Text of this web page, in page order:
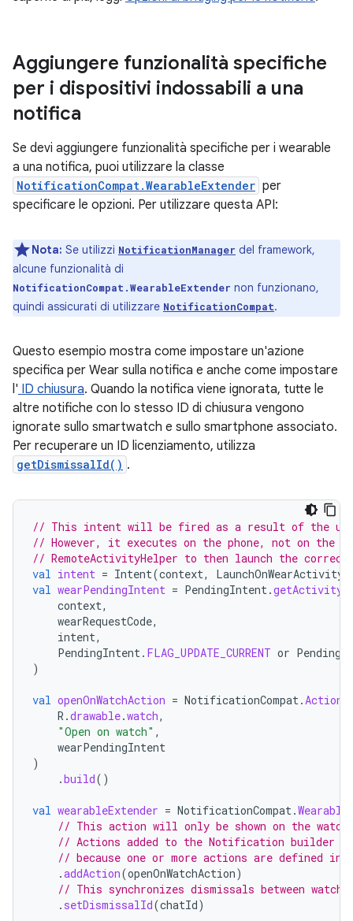
Aggiungere funzionalità specifiche
per i dispositivi indossabili a una
notifica
Se devi aggiungere funzionalità specifiche per i wearable
a una notifica, puoi utilizzare la classe
NotificationCompat.WearableExtender per
specificare le opzioni. Per utilizzare questa API:
Nota: Se utilizzi NotificationManager del framework,
alcune funzionalità di
NotificationCompat.WearableExtender non funzionano,
quindi assicurati di utilizzare NotificationCompat.
Questo esempio mostra come impostare un'azione
specifica per Wear sulla notifica e anche come impostare
l' ID chiusura. Quando la notifica viene ignorata, tutte le
altre notifiche con lo stesso ID di chiusura vengono
ignorate sullo smartwatch e sullo smartphone associato.
Per recuperare un ID licenziamento, utilizza
getDismissalId() .
// This intent will be fired as a result of the
// However, it executes on the phone, not on the
// RemoteActivityHelper to then launch the
val intent = Intent(context, LaunchOnWearActivity
val wearPendingIntent = PendingIntent.getActivity
context,
wearRequestCode,
intent,
PendingIntent. FLAG_UPDATE_CURRENT or
)
val openOnWatchAction = NotificationCompat.Action
R .drawable.watch,
"Open on watch" ,
wearPendingIntent
)
.build()
val wearableExtender = NotificationCompat.
// This action will only be shown on the
// Actions added to the Notification builder
// because one or more actions are defined in
.addAction(openOnWatchAction)
// This synchronizes dismissals between watch
. setDismissalId(chatId)